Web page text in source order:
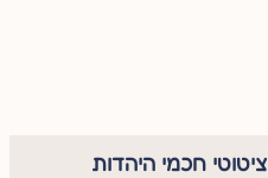
ציטוטי חכמי היהדות